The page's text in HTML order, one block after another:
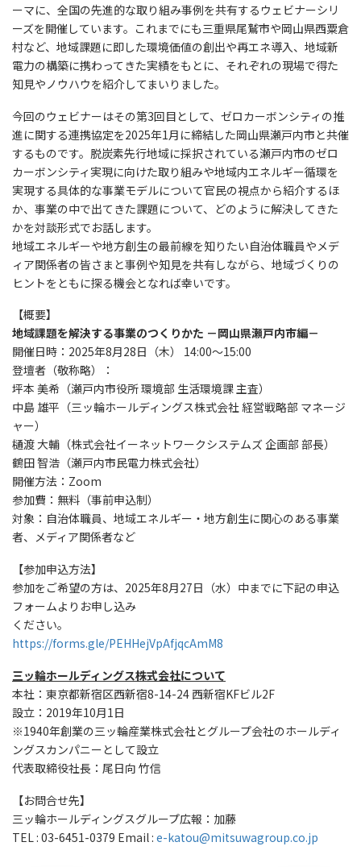
ーマに、全国の先進的な取り組み事例を共有するウェビナーシリ
ーズを開催しています。これまでにも三重県尾鷲市や岡山県西粟倉
村など、地域課題に即した環境価値の創出や再エネ導入、地域新
電力の構築に携わってきた実績をもとに、それぞれの現場で得た
知見やノウハウを紹介してまいりました。
今回のウェビナーはその第3回目として、ゼロカーボンシティの推
進に関する連携協定を2025年1月に締結した岡山県瀬戸内市と共催
するものです。脱炭素先行地域に採択されている瀬戸内市のゼロ
カーボンシティ実現に向けた取り組みや地域内エネルギー循環を
実現する具体的な事業モデルについて官民の視点から紹介するほ
か、事業の中で出てきた課題について、どのように解決してきた
かを対談形式でお話します。
地域エネルギーや地方創生の最前線を知りたい自治体職員やメデ
ィア関係者の皆さまと事例や知見を共有しながら、地域づくりの
ヒントをともに探る機会となれば幸いです。
【概要】
地域課題を解決する事業のつくりかた －岡山県瀬戸内市編－
開催日時：2025年8月28日（木） 14:00～15:00
登壇者（敬称略）：
坪本 美希（瀬戸内市役所 環境部 生活環境課 主査）
中島 雄平（三ッ輪ホールディングス株式会社 経営戦略部 マネージ
ャー）
樋渡 大輔（株式会社イーネットワークシステムズ 企画部 部長）
鶴田 智浩（瀬戸内市民電力株式会社）
開催方法：Zoom
参加費：無料（事前申込制）
対象：自治体職員、地域エネルギー・地方創生に関心のある事業
者、メディア関係者など
【参加申込方法】
参加をご希望の方は、2025年8月27日（水）中までに下記の申込
フォームよりお申し込み
ください。
https://forms.gle/PEHHejVpAfjqcAmM8
三ッ輪ホールディングス株式会社について
本社：東京都新宿区西新宿8-14-24 西新宿KFビル2F
設立：2019年10月1日
※1940年創業の三ッ輪産業株式会社とグループ会社のホールディ
ングスカンパニーとして設立
代表取締役社長：尾日向 竹信
【お問合せ先】
三ッ輪ホールディングスグループ広報：加藤
TEL : 03-6451-0379 Email : e-katou@mitsuwagroup.co.jp